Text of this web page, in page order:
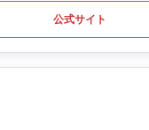
公式サイト